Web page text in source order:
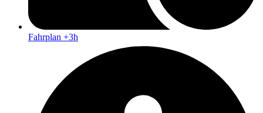
Fahrplan +3h